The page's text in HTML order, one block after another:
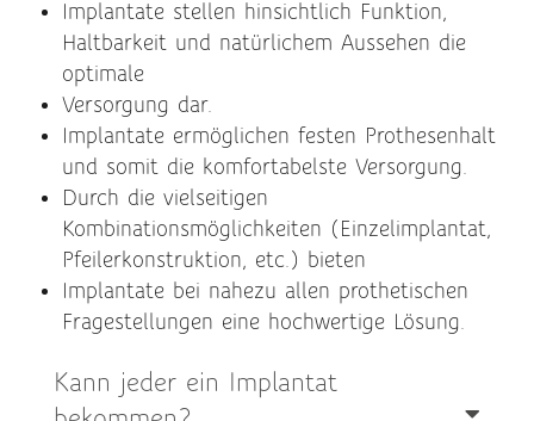
Implantate stellen hinsichtlich Funktion,
Haltbarkeit und natürlichem Aussehen die
optimale
Versorgung dar.
Implantate ermöglichen festen Prothesenhalt
und somit die komfortabelste Versorgung.
Durch die vielseitigen
Kombinationsmöglichkeiten (Einzelimplantat,
Pfeilerkonstruktion, etc.) bieten
Implantate bei nahezu allen prothetischen
Fragestellungen eine hochwertige Lösung.
Kann jeder ein Implantat